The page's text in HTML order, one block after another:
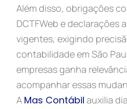
Além disso, obrigações
DCTFWeb e declarações
vigentes, exigindo
contabilidade em São
empresas ganha
acompanhar essas
A Mas Contábil auxilia